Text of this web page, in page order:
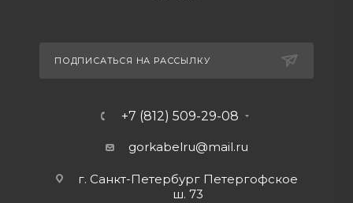
ПОДПИСАТЬСЯ НА РАССЫЛКУ
+7 (812) 509-29-08
gorkabelru@mail.ru
г. Санкт-Петербург Петергофское
ш. 73